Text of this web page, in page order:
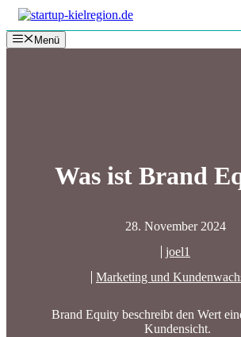
Zum
Inhalt
springenMenü
Was ist Brand
28. November 2024
joel1
Marketing und
Brand Equity beschreibt den Wert
Kundensicht.